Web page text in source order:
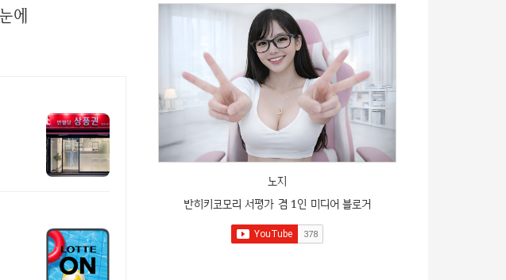
에
노지
반히키코모리 서평가 겸 1인 미디어 블로거